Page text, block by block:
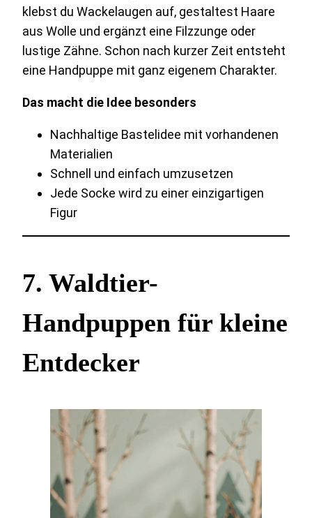
klebst du Wackelaugen auf, gestaltest Haare
aus Wolle und ergänzt eine Filzzunge oder
lustige Zähne. Schon nach kurzer Zeit entsteht
eine Handpuppe mit ganz eigenem Charakter.
Das macht die Idee besonders
Nachhaltige Bastelidee mit vorhandenen
Materialien
Schnell und einfach umzusetzen
Jede Socke wird zu einer einzigartigen
Figur
7. Waldtier-
Handpuppen für kleine
Entdecker